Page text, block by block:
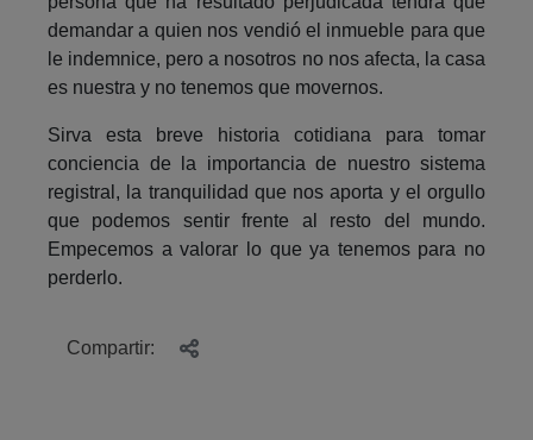
demandar a quien nos vendió el inmueble para que
le indemnice, pero a nosotros no nos afecta, la casa
es nuestra y no tenemos que movernos.
Sirva esta breve historia cotidiana para tomar
conciencia de la importancia de nuestro sistema
registral, la tranquilidad que nos aporta y el orgullo
que podemos sentir frente al resto del mundo.
Empecemos a valorar lo que ya tenemos para no
perderlo.
Compartir: